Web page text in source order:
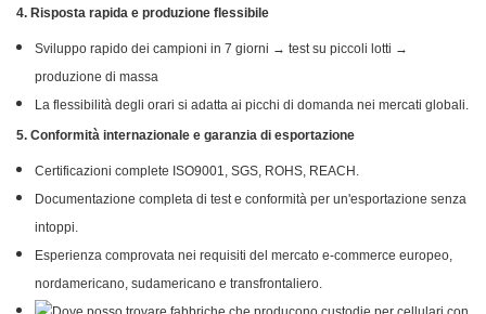
4. Risposta rapida e produzione flessibile
Sviluppo rapido dei campioni in 7 giorni → test su piccoli lotti →
produzione di massa
La flessibilità degli orari si adatta ai picchi di domanda nei mercati globali.
5. Conformità internazionale e garanzia di esportazione
Certificazioni complete ISO9001, SGS, ROHS, REACH.
Documentazione completa di test e conformità per un'esportazione senza
intoppi.
Esperienza comprovata nei requisiti del mercato e-commerce europeo,
nordamericano, sudamericano e transfrontaliero.